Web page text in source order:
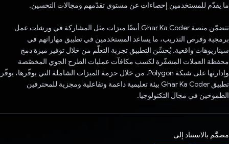
ما يقدّم للمستخدمين إحصاءات عن مستوى تقدّمهم ومجالات التحسين.
تتضمّن منصة Ghar Ka Coder أيضًا ميزات مثل المشاركة في ورشات عمل
برمجية وفرص التدريب، ما يساعد المستخدمين في تطبيق مهاراتهم في
سيناريوهات واقعية. يُحسِّن التطبيق تجربة التعلّم من خلال توفير ميزة دمج
محفظة العملات المشفّرة لكسب مكافآت عمليات الطرح الجوي المخصّصة
وإدارتها على شبكة Polygon. من خلال حزمة الميزات الشاملة التي يوفّرها، يوفّر
تطبيق Ghar Ka Coder بيئة تعليمية داعمة وتفاعلية ومجزية للمحترفين
الطموحين في مجال التكنولوجيا.
مصمَّم بالاستناد إلى